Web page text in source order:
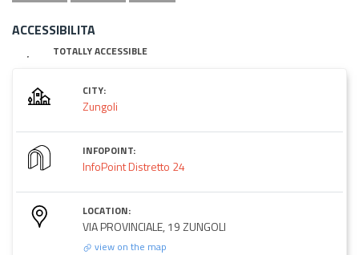
ACCESSIBILITA
TOTALLY ACCESSIBLE
CITY:
Zungoli
INFOPOINT:
InfoPoint Distretto 24
LOCATION:
VIA PROVINCIALE, 19 ZUNGOLI
view on the map